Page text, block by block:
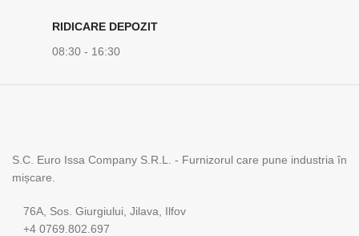
RIDICARE DEPOZIT
08:30 - 16:30
S.C. Euro Issa Company S.R.L. - Furnizorul care pune industria în
mișcare.
76A, Sos. Giurgiului, Jilava, Ilfov
+4 0769.802.697